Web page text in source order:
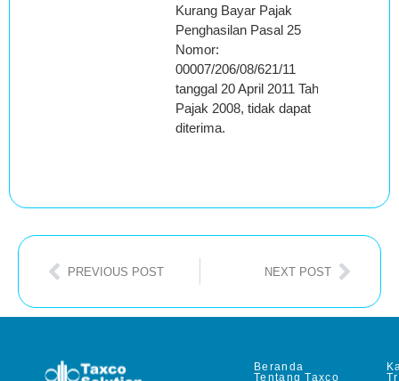
Kurang Bayar Pajak
Penghasilan Pasal 25
Nomor:
00007/206/08/621/11
tanggal 20 April 2011 Tahun
Pajak 2008, tidak dapat
diterima.
PREVIOUS POST NEXT POST
Beranda
Tentang Taxco